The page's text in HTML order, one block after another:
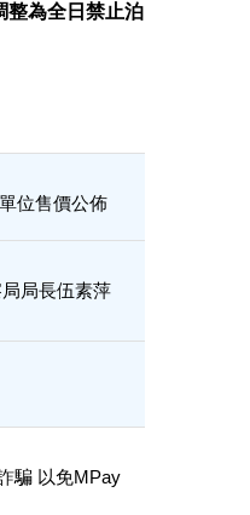
為全日禁止泊
位售價公佈
局長伍素萍
騙 以免MPay